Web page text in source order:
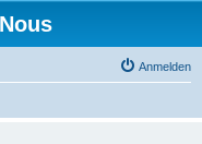
Anmelden